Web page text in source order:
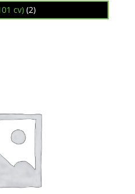
cv) (2)